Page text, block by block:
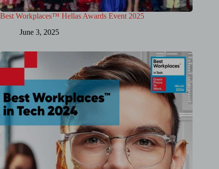
Best Workplaces™ Hellas Awards Event 2025
June 3, 2025